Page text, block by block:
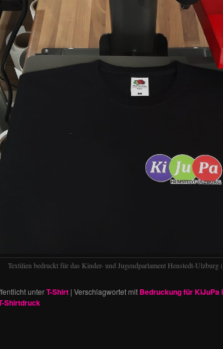
Textilien bedruckt für das Kinder- und Jugendparlament Henstedt-Ulzburg
unterT-Shirt | Verschlagwortet mit Bedruckung für KiJuPa
Shirtdruck